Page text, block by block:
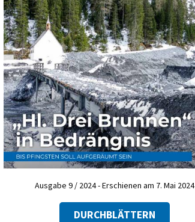
Ausgabe 9 / 2024 - Erschienen am 7. Mai 2024
DURCHBLÄTTERN